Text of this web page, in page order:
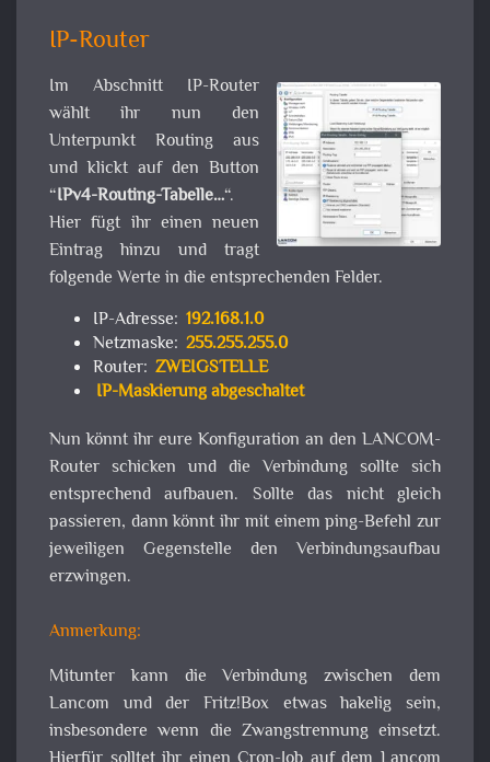
IP-Router
Im Abschnitt IP-Router
wählt ihr nun den
Unterpunkt Routing aus
und klickt auf den Button
“IPv4-Routing-Tabelle…“.
Hier fügt ihr einen neuen
Eintrag hinzu und tragt
folgende Werte in die entsprechenden Felder.
IP-Adresse: 192.168.1.0
Netzmaske: 255.255.255.0
Router: ZWEIGSTELLE
IP-Maskierung abgeschaltet
Nun könnt ihr eure Konfiguration an den LANCOM-
Router schicken und die Verbindung sollte sich
entsprechend aufbauen. Sollte das nicht gleich
passieren, dann könnt ihr mit einem ping-Befehl zur
jeweiligen Gegenstelle den Verbindungsaufbau
erzwingen.
Anmerkung:
Mitunter kann die Verbindung zwischen dem
Lancom und der Fritz!Box etwas hakelig sein,
insbesondere wenn die Zwangstrennung einsetzt.